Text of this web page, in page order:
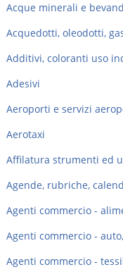
Acque minerali e
Acquedotti, oleodotti,
Additivi, coloranti uso
Adesivi
Aeroporti e servizi
Aerotaxi
Affilatura strumenti ed
Agende, rubriche,
Agenti commercio -
Agenti commercio -
Agenti commercio -